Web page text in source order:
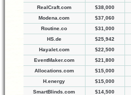
RealCraft.com
$38,000
Modena.com
$37,060
Routine.co
$31,000
HS.de
$25,942
Hayalet.com
$22,500
EventMaker.com
$21,800
Allocations.com
$15,000
H.energy
$15,000
SmartBlinds.com
$14,500